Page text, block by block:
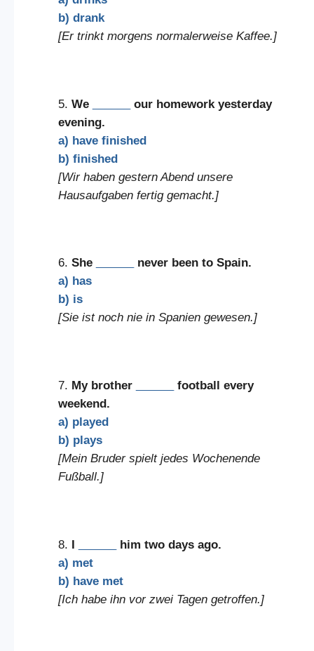
b) drank
[Er trinkt morgens normalerweise Kaffee.]
5. We
our homework yesterday
evening.
a) have finished
b) finished
[Wir haben gestern Abend unsere
Hausaufgaben fertig gemacht.]
6. She
never been to Spain.
a) has
b) is
[Sie ist noch nie in Spanien gewesen.]
7. My brother
football every
weekend.
a) played
b) plays
[Mein Bruder spielt jedes Wochenende
Fußball.]
8. I
him two days ago.
a) met
b) have met
[Ich habe ihn vor zwei Tagen getroffen.]